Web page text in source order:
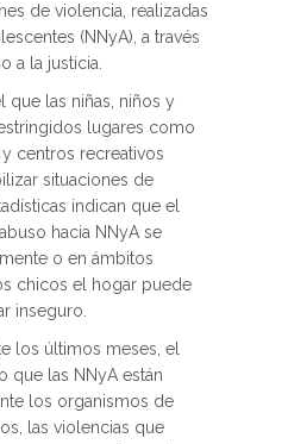
de violencia, realizadas
(NNyA), a través
a la justicia.
que las niñas, niños y
lugares como
centros recreativos
situaciones de
indican que el
hacia NNyA se
o en ámbitos
chicos el hogar puede
inseguro.
los últimos meses, el
que las NNyA están
los organismos de
las violencias que